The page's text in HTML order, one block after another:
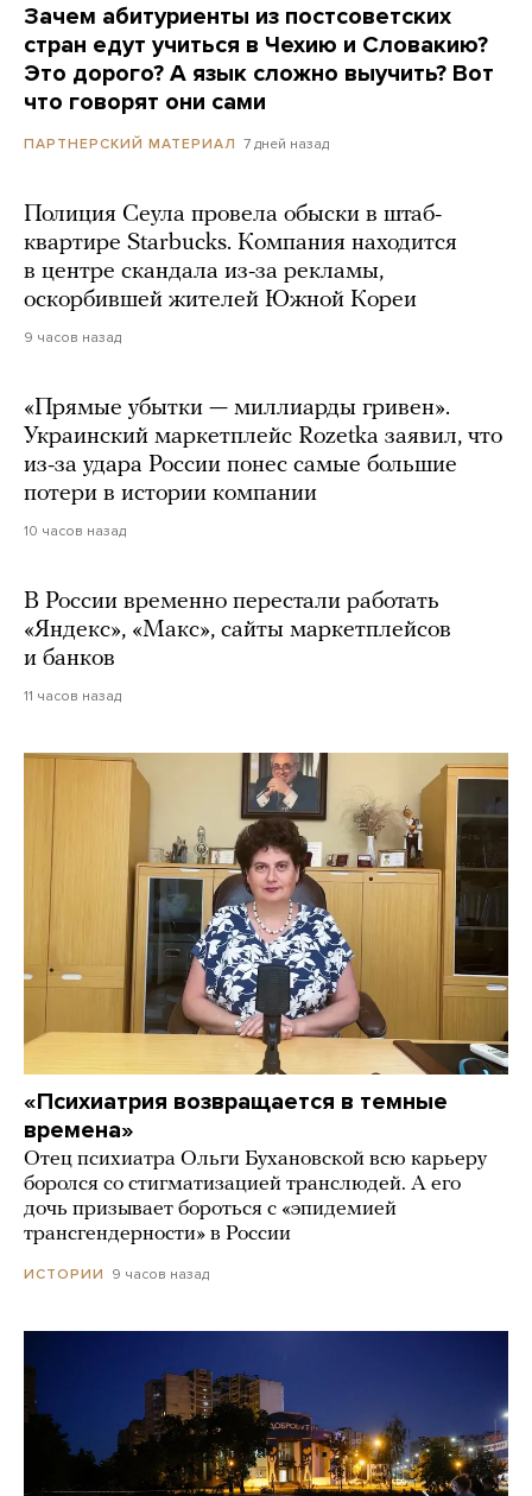
Зачем абитуриенты из постсоветских
стран едут учиться в Чехию и Словакию?
Это дорого? А язык сложно выучить? Вот
что говорят они сами
ПАРТНЕРСКИЙ МАТЕРИАЛ 7 дней назад
Полиция Сеула провела обыски в штаб-
квартире Starbucks. Компания находится
в центре скандала из-за рекламы,
оскорбившей жителей Южной Кореи
9 часов назад
«Прямые убытки — миллиарды гривен».
Украинский маркетплейс Rozetka заявил, что
из-за удара России понес самые большие
потери в истории компании
10 часов назад
В России временно перестали работать
«Яндекс», «Макс», сайты маркетплейсов
и банков
11 часов назад
«Психиатрия возвращается в темные
времена»
Отец психиатра Ольги Бухановской всю карьеру
боролся со стигматизацией транслюдей. А его
дочь призывает бороться с «эпидемией
трансгендерности» в России
ИСТОРИИ 9 часов назад